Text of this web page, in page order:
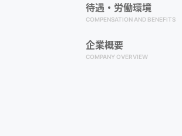
待遇・労働環境
COMPENSATION AND BENEFITS
企業概要
COMPANY OVERVIEW